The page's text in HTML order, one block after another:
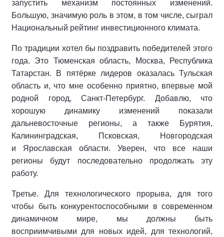
запустить механизм постоянных изменений.
Большую, значимую роль в этом, в том числе, сыграл
Национальный рейтинг инвестиционного климата.
По традиции хотел бы поздравить победителей этого
года. Это Тюменская область, Москва, Республика
Татарстан. В пятёрке лидеров оказалась Тульская
область и, что мне особенно приятно, впервые мой
родной город, Санкт-Петербург. Добавлю, что
хорошую динамику изменений показали
дальневосточные регионы, а также Бурятия,
Калининградская, Псковская, Новгородская
и Ярославская области. Уверен, что все наши
регионы будут последовательно продолжать эту
работу.
Третье. Для технологического прорыва, для того
чтобы быть конкурентоспособными в современном
динамичном мире, мы должны быть
восприимчивыми для новых идей, для технологий,